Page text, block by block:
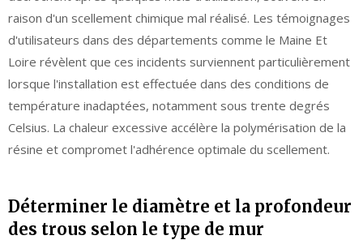
raison d'un scellement chimique mal réalisé. Les témoignages
d'utilisateurs dans des départements comme le Maine Et
Loire révèlent que ces incidents surviennent particulièrement
lorsque l'installation est effectuée dans des conditions de
température inadaptées, notamment sous trente degrés
Celsius. La chaleur excessive accélère la polymérisation de la
résine et compromet l'adhérence optimale du scellement.
Déterminer le diamètre et la profondeur
des trous selon le type de mur